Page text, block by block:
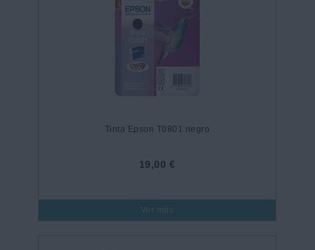
Tinta Epson T0801 negro
19,00 €
Ver más